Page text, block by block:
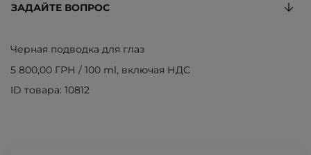
ЗАДАЙТЕ ВОПРОС
Черная подводка для глаз
5 800,00 ГРН / 100 ml, включая НДС
ID товара: 10812